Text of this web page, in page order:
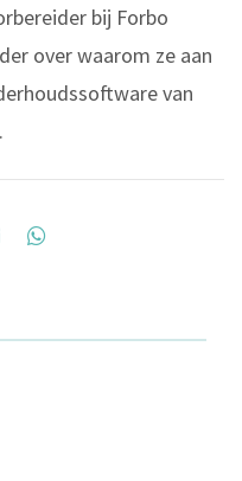
bij Forbo
over waarom ze aan
van
.